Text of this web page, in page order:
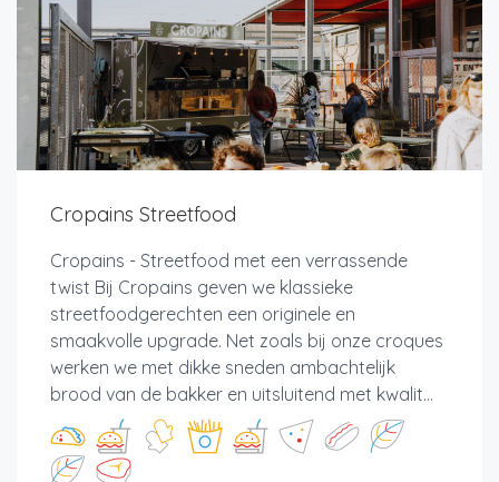
Cropains Streetfood
Cropains - Streetfood met een verrassende
twist Bij Cropains geven we klassieke
streetfoodgerechten een originele en
smaakvolle upgrade. Net zoals bij onze croques
werken we met dikke sneden ambachtelijk
brood van de bakker en uitsluitend met kwalit...